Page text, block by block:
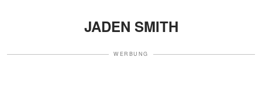
JADEN SMITH
WERBUNG